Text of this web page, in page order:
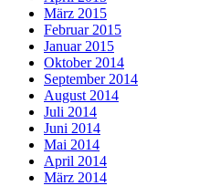
März 2015
Februar 2015
Januar 2015
Oktober 2014
September 2014
August 2014
Juli 2014
Juni 2014
Mai 2014
April 2014
März 2014